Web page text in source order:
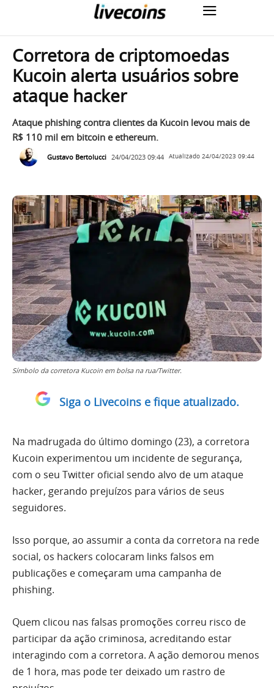
Corretora de criptomoedas
Kucoin alerta usuários sobre
ataque hacker
Ataque phishing contra clientes da Kucoin levou mais de
R$ 110 mil em bitcoin e ethereum.
Gustavo Bertolucci 24/04/2023 09:44 Atualizado 24/04/2023 09:44
Símbolo da corretora Kucoin em bolsa na rua/Twitter.
Siga o Livecoins e fique atualizado.
Na madrugada do último domingo (23), a corretora
Kucoin experimentou um incidente de segurança,
com o seu Twitter oficial sendo alvo de um ataque
hacker, gerando prejuízos para vários de seus
seguidores.
Isso porque, ao assumir a conta da corretora na rede
social, os hackers colocaram links falsos em
publicações e começaram uma campanha de
phishing.
Quem clicou nas falsas promoções correu risco de
participar da ação criminosa, acreditando estar
interagindo com a corretora. A ação demorou menos
de 1 hora, mas pode ter deixado um rastro de